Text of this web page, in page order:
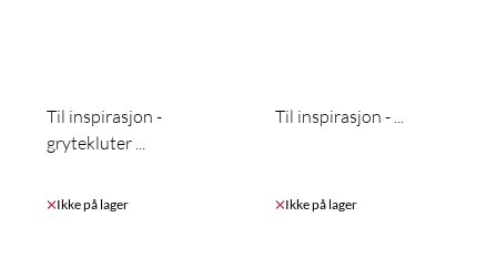
Til inspirasjon -
grytekluter ...
Ikke på lager
Til inspirasjon - ...
Ikke på lager